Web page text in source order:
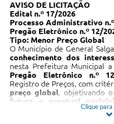
AVISO DE LICITAÇÃO
Edital n.º 17/2026
Processo Administrativo
Pregão Eletrônico n.º 12/
Tipo: Menor Preço Global
O Município de General
conhecimento dos
nesta Prefeitura Municipal a
Pregão Eletrônico n.º
Registro de Preços, com
preço global, objetivando o
futura e eventual
serem fornecidas
, em
Clique